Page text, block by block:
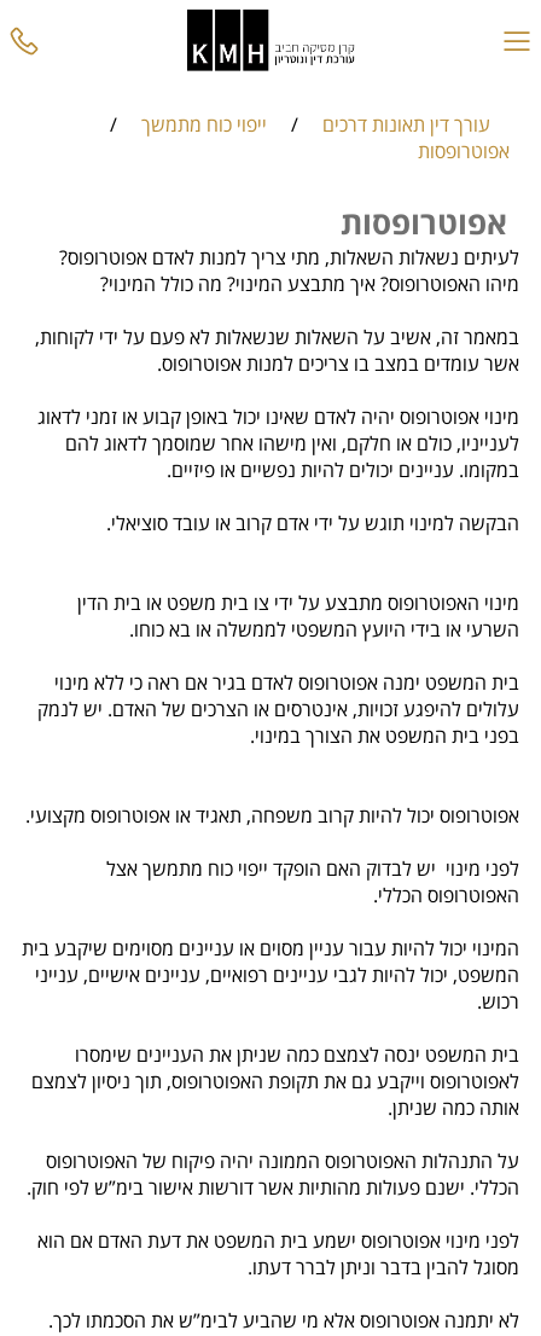
עורך דין תאונות דרכים / ייפוי כוח מתמשך
/
אפוטרופסות
אפוטרופסות
לעיתים נשאלות השאלות, מתי צריך למנות לאדם אפוטרופוס?
מיהו האפוטרופוס? איך מתבצע המינוי? מה כולל המינוי?
במאמר זה, אשיב על השאלות שנשאלות לא פעם על ידי לקוחות,
אשר עומדים במצב בו צריכים למנות אפוטרופוס.
מינוי אפוטרופוס יהיה לאדם שאינו יכול באופן קבוע או זמני לדאוג
לענייניו, כולם או חלקם, ואין מישהו אחר שמוסמך לדאוג להם
במקומו. עניינים יכולים להיות נפשיים או פיזיים.
הבקשה למינוי תוגש על ידי אדם קרוב או עובד סוציאלי.
מינוי האפוטרופוס מתבצע על ידי צו בית משפט או בית הדין
השרעי או בידי היועץ המשפטי לממשלה או בא כוחו.
בית המשפט ימנה אפוטרופוס לאדם בגיר אם ראה כי ללא מינוי
עלולים להיפגע זכויות, אינטרסים או הצרכים של האדם. יש לנמק
בפני בית המשפט את הצורך במינוי.
אפוטרופוס יכול להיות קרוב משפחה, תאגיד או אפוטרופוס מקצועי.
לפני מינוי יש לבדוק האם הופקד ייפוי כוח מתמשך אצל
האפוטרופוס הכללי.
המינוי יכול להיות עבור עניין מסוים או עניינים מסוימים שיקבע בית
המשפט, יכול להיות לגבי עניינים רפואיים, עניינים אישיים, ענייני
רכוש.
בית המשפט ינסה לצמצם כמה שניתן את העניינים שימסרו
לאפוטרופוס וייקבע גם את תקופת האפוטרופוס, תוך ניסיון לצמצם
אותה כמה שניתן.
על התנהלות האפוטרופוס הממונה יהיה פיקוח של האפוטרופוס
הכללי. ישנם פעולות מהותיות אשר דורשות אישור בימ”ש לפי חוק.
לפני מינוי אפוטרופוס ישמע בית המשפט את דעת האדם אם הוא
מסוגל להבין בדבר וניתן לברר דעתו.
לא יתמנה אפוטרופוס אלא מי שהביע לבימ”ש את הסכמתו לכך.